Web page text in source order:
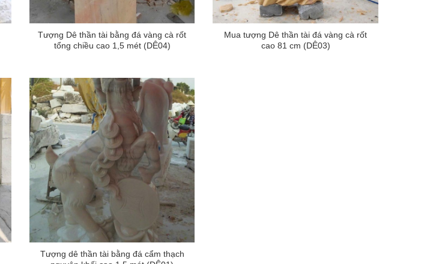
Tượng Dê thần tài bằng đá vàng cà rốt
tổng chiều cao 1,5 mét (DÊ04)
Mua tượng Dê thần tài đá vàng cà rốt
cao 81 cm (DÊ03)
Tượng dê thần tài bằng đá cẩm thạch